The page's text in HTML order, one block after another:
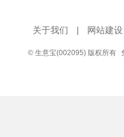
关于我们 | 网站建设
© 生意宝(002095) 版权所有